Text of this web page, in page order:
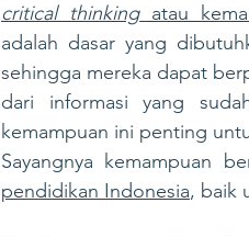
critical thinking atau
adalah dasar yang
sehingga mereka dapat
dari informasi yang
kemampuan ini penting
Sayangnya kemampuan
pendidikan Indonesia, baik